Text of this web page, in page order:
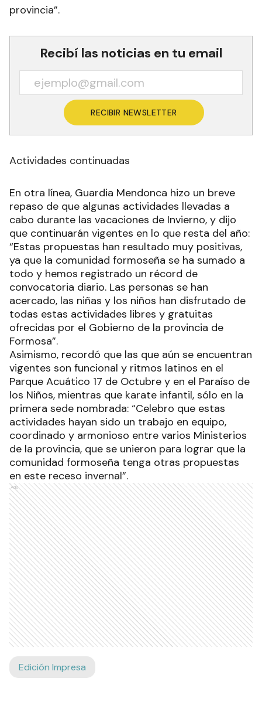
provincia”.
Recibí las noticias en tu email
RECIBIR NEWSLETTER
Actividades continuadas
En otra línea, Guardia Mendonca hizo un breve
repaso de que algunas actividades llevadas a
cabo durante las vacaciones de Invierno, y dijo
que continuarán vigentes en lo que resta del año:
“Estas propuestas han resultado muy positivas,
ya que la comunidad formoseña se ha sumado a
todo y hemos registrado un récord de
convocatoria diario. Las personas se han
acercado, las niñas y los niños han disfrutado de
todas estas actividades libres y gratuitas
ofrecidas por el Gobierno de la provincia de
Formosa”.
Asimismo, recordó que las que aún se encuentran
vigentes son funcional y ritmos latinos en el
Parque Acuático 17 de Octubre y en el Paraíso de
los Niños, mientras que karate infantil, sólo en la
primera sede nombrada: “Celebro que estas
actividades hayan sido un trabajo en equipo,
coordinado y armonioso entre varios Ministerios
de la provincia, que se unieron para lograr que la
comunidad formoseña tenga otras propuestas
en este receso invernal”.
Ads
Edición Impresa